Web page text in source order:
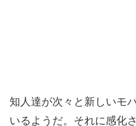
知人達が次々と新しいモ
いるようだ。それに感化